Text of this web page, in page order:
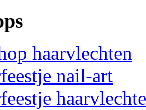
haarvlechten
nail-art